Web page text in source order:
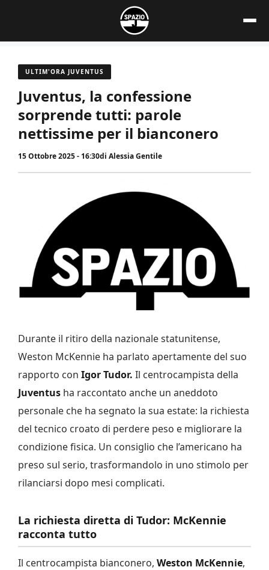
contenuto
ULTIM'ORA JUVENTUS
Juventus, la confessione
sorprende tutti: parole
nettissime per il bianconero
15 Ottobre 2025 - 16:30di Alessia Gentile
Durante il ritiro della nazionale statunitense,
Weston McKennie ha parlato apertamente del suo
rapporto con Igor Tudor. Il centrocampista della
Juventus ha raccontato anche un aneddoto
personale che ha segnato la sua estate: la richiesta
del tecnico croato di perdere peso e migliorare la
condizione fisica. Un consiglio che l’americano ha
preso sul serio, trasformandolo in uno stimolo per
rilanciarsi dopo mesi complicati.
La richiesta diretta di Tudor: McKennie
racconta tutto
Il centrocampista bianconero, Weston McKennie,